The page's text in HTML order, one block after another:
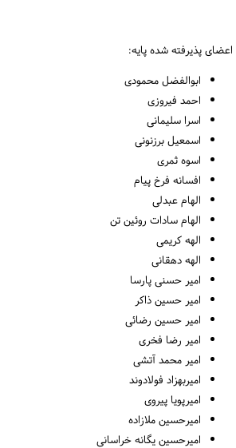
اعضای پذیرفته شده پایه:
ابوالفضل محمودی
احمد فیروزی
اسرا سلیمانی
اسمعیل برزنونی
اسوه ثمری
افسانه فرخ پیام
الهام عبدلی
الهام سادات روئین تن
الهه کریمی
الهه دهقانی
امیر حسنی پارسا
امیر حسین ذاکر
امیر حسین رضائی
امیر رضا فخری
امیر محمد آتشی
امیربهزاد فولادوند
امیرپویا پیروی
امیرحسین ملازاده
امیرحسین یگانه خراسانی